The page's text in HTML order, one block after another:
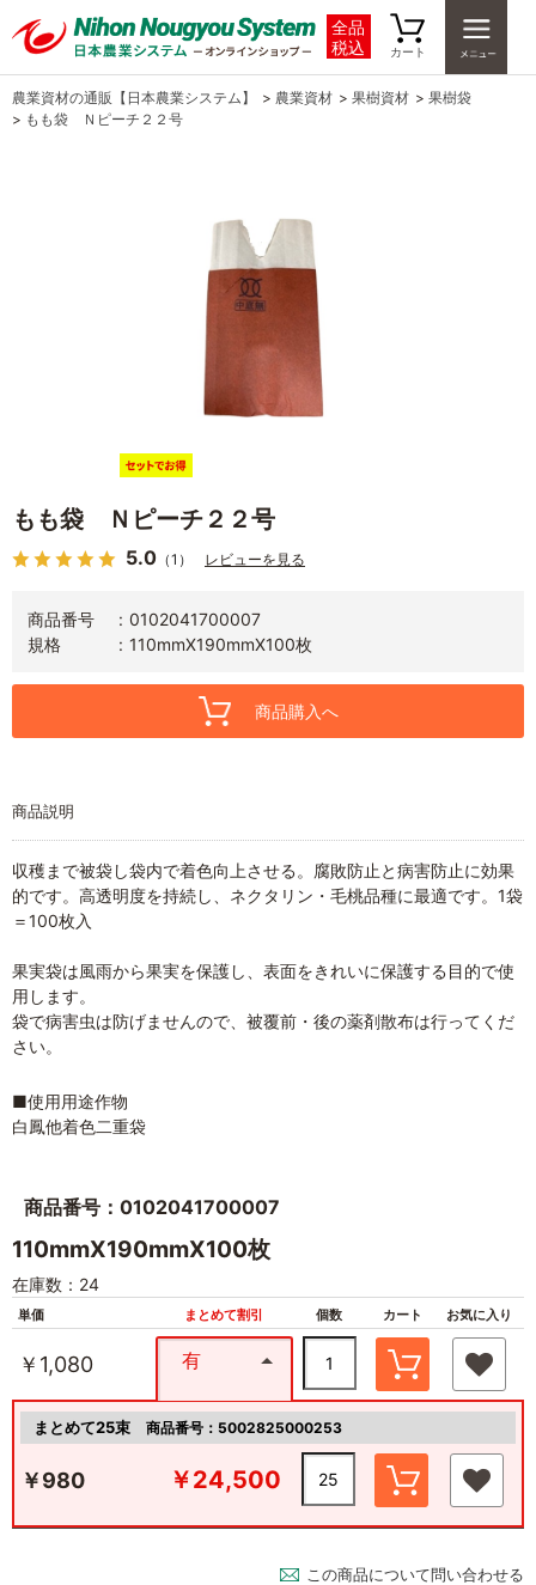
全品
税込
カート
農業資材の通販【日本農業システム】 > 農業資材 > 果樹資材 > 果樹袋
> もも袋 Ｎピーチ２２号
もも袋 Ｎピーチ２２号
5.0 （1） レビューを見る
商品番号
0102041700007
規格
110mmX190mmX100枚
商品購入へ
商品説明
収穫まで被袋し袋内で着色向上させる。腐敗防止と病害防止に効果
的です。高透明度を持続し、ネクタリン・毛桃品種に最適です。1袋
＝100枚入
果実袋は風雨から果実を保護し、表面をきれいに保護する目的で使
用します。
袋で病害虫は防げませんので、被覆前・後の薬剤散布は行ってくだ
さい。
■使用用途作物
白鳳他着色二重袋
商品番号：0102041700007
110mmX190mmX100枚
在庫数：24
単価 まとめて割引 個数 カート お気に入り
￥1,080 有
まとめて25束 商品番号：5002825000253
￥980 ￥24,500
この商品について問い合わせる